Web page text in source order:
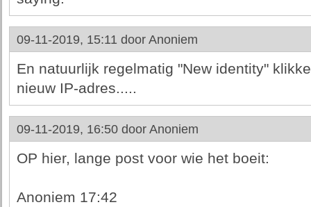
09-11-2019, 15:11 door Anoniem
En natuurlijk regelmatig "New identity"
nieuw IP-adres.....
09-11-2019, 16:50 door Anoniem
OP hier, lange post voor wie het boeit:
Anoniem 17:42